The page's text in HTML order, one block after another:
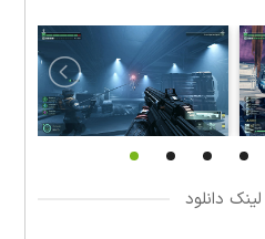
لینک دانلود